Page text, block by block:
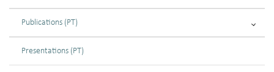
Publications (PT)
Presentations (PT)